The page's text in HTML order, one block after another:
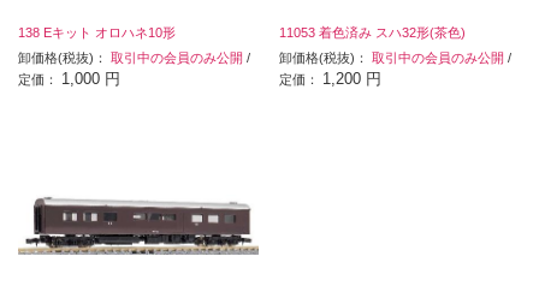
138 Eキット オロハネ10形
卸価格(税抜)： 取引中の会員のみ公開 /
定価： 1,000 円
11053 着色済み スハ32形(茶色)
卸価格(税抜)：取引中の会員のみ公開 /
定価： 1,200 円